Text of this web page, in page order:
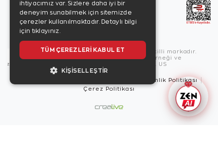
Copyright © 2026, Zen Diamond tescilli markadır.
Zen Diamond Birleşmiş Markalar Derneği ve
Turquality Destek Programı üyesidir. US
Güvenlik Politikası
Çerez Politikası
ihtiyacımız var. Sizlere daha iyi bir
deneyim sunabilmek için sitemizde
çerezler kullanılmaktadır. Detaylı bilgi
için tıklayınız.
TÜM ÇEREZLERI KABUL ET
KIŞISELLEŞTIR